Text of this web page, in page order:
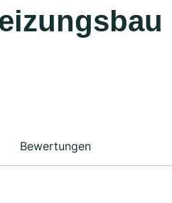
Bewertungen